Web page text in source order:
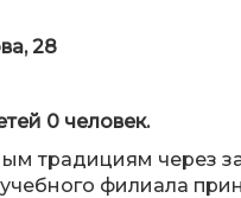
28
0 человек.
традициям через
филиала